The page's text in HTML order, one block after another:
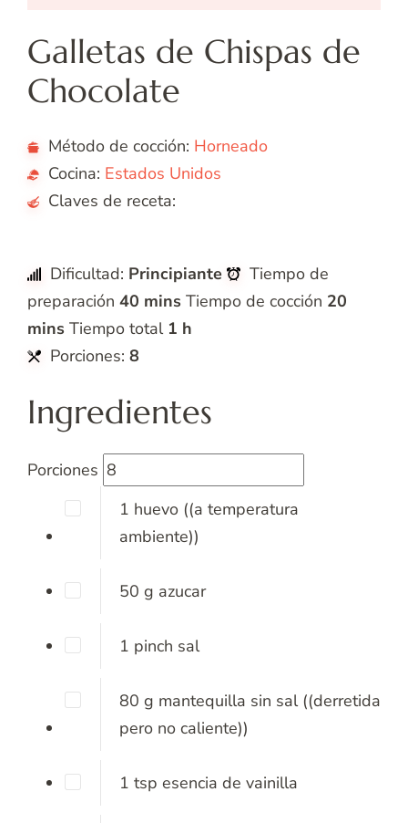
Galletas de Chispas de
Chocolate
Método de cocción: Horneado
Cocina: Estados Unidos
Claves de receta:
Dificultad: Principiante
Tiempo de
preparación 40 mins Tiempo de cocción 20
mins Tiempo total 1 h
Porciones: 8
Ingredientes
Porciones
1 huevo ((a temperatura
ambiente))
50 g azucar
1 pinch sal
80 g mantequilla sin sal ((derretida
pero no caliente))
1 tsp esencia de vainilla